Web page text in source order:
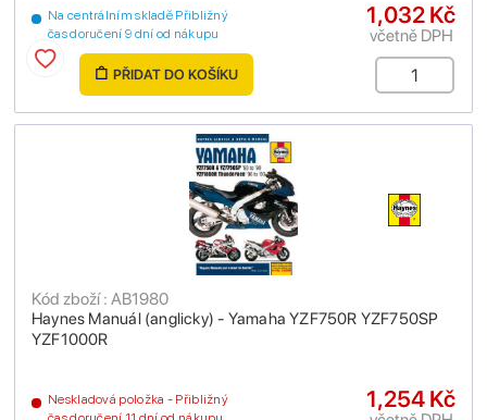
Na centrálním skladě Přibližný
čas doručení 9 dní od nákupu
1,032 Kč
včetně DPH
PŘIDAT DO KOŠÍKU
Haynes Manuál (anglicky) - Yamaha YZF750R YZF750SP
YZF1000R
Kód zboží : AB1980
Neskladová položka - Přibližný
1,254 Kč